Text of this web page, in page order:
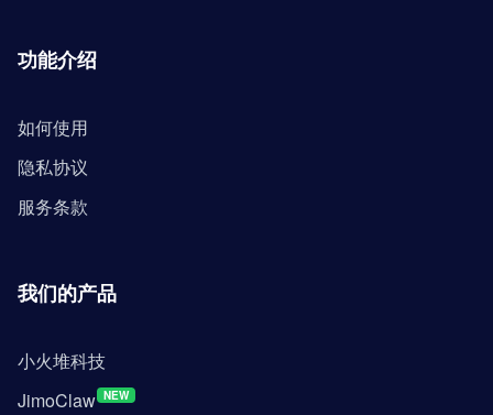
功能介绍
如何使用
隐私协议
服务条款
我们的产品
小火堆科技
JimoClaw NEW